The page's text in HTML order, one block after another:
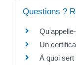
Questions ?
Un
À quoi